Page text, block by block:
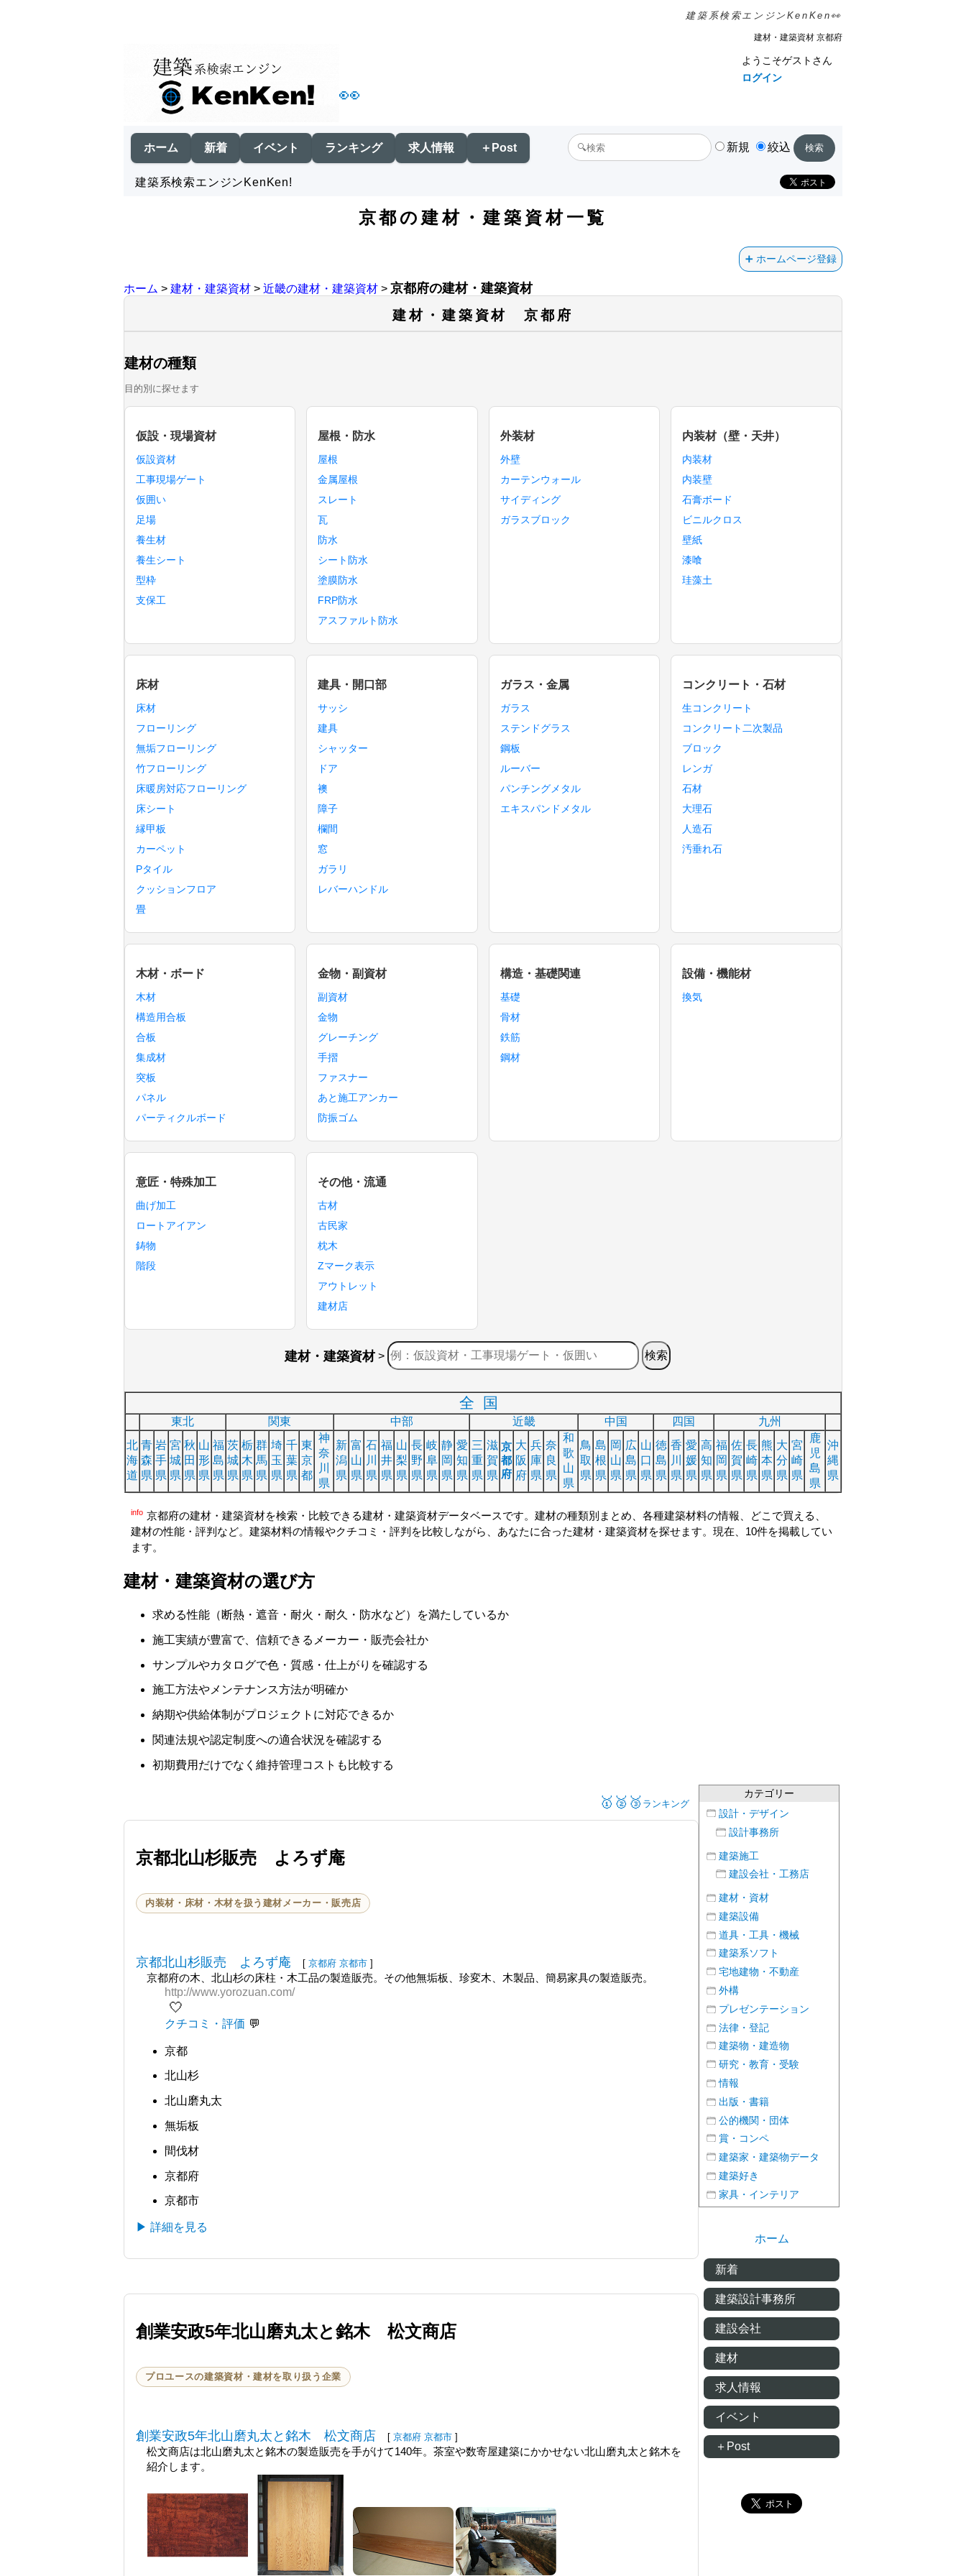
建築系検索エンジンKenKen👀
建材・建築資材 京都府
👀
ようこそゲストさん
ログイン
ホーム 新着 イベント ランキング 求人情報 ＋Post 新規 絞込
建築系検索エンジンKenKen!
京都の建材・建築資材一覧
ホームページ登録
ホーム > 建材・建築資材 > 近畿の建材・建築資材 > 京都府の建材・建築資材
建材・建築資材 京都府
建材の種類
目的別に探せます
仮設・現場資材
仮設資材
工事現場ゲート
仮囲い
足場
養生材
養生シート
型枠
支保工
屋根・防水
屋根
金属屋根
スレート
瓦
防水
シート防水
塗膜防水
FRP防水
アスファルト防水
外装材
外壁
カーテンウォール
サイディング
ガラスブロック
内装材（壁・天井）
内装材
内装壁
石膏ボード
ビニルクロス
壁紙
漆喰
珪藻土
床材
床材
フローリング
無垢フローリング
竹フローリング
床暖房対応フローリング
床シート
縁甲板
カーペット
Pタイル
クッションフロア
畳
建具・開口部
サッシ
建具
シャッター
ドア
襖
障子
欄間
窓
ガラリ
レバーハンドル
ガラス・金属
ガラス
ステンドグラス
鋼板
ルーバー
パンチングメタル
エキスパンドメタル
コンクリート・石材
生コンクリート
コンクリート二次製品
ブロック
レンガ
石材
大理石
人造石
汚垂れ石
木材・ボード
木材
構造用合板
合板
集成材
突板
パネル
パーティクルボード
金物・副資材
副資材
金物
グレーチング
手摺
ファスナー
あと施工アンカー
防振ゴム
構造・基礎関連
基礎
骨材
鉄筋
鋼材
設備・機能材
換気
意匠・特殊加工
曲げ加工
ロートアイアン
鋳物
階段
その他・流通
古材
古民家
枕木
Zマーク表示
アウトレット
建材店
建材・建築資材 >
全国
東北 関東 中部 近畿 中国 四国
九州
北
海
道
青
森
県
岩
手
県
宮
城
県
秋
田
県
山
形
県
福
島
県
茨
城
県
栃
木
県
群
馬
県
埼
玉
県
千
葉
県
東
京
都
神
奈
川
県
新
潟
県
富
山
県
石
川
県
福
井
県
山
梨
県
長
野
県
岐
阜
県
静
岡
県
愛
知
県
三
重
県
滋
賀
県
京
都
府
大
阪
府
兵
庫
県
奈
良
県
和
歌
山
県
鳥
取
県
島
根
県
岡
山
県
広
島
県
山
口
県
徳
島
県
香
川
県
愛
媛
県
高
知
県
福
岡
県
佐
賀
県
長
崎
県
熊
本
県
大
分
県
宮
崎
県
鹿
児
島
県
沖
縄
県
info 京都府の建材・建築資材を検索・比較できる建材・建築資材データベースです。建材の種類別まとめ、各種建築材料の情報、どこで買える、
建材の性能・評判など。建築材料の情報やクチコミ・評判を比較しながら、あなたに合った建材・建築資材を探せます。現在、10件を掲載してい
ます。
建材・建築資材の選び方
求める性能（断熱・遮音・耐火・耐久・防水など）を満たしているか
施工実績が豊富で、信頼できるメーカー・販売会社か
サンプルやカタログで色・質感・仕上がりを確認する
施工方法やメンテナンス方法が明確か
納期や供給体制がプロジェクトに対応できるか
関連法規や認定制度への適合状況を確認する
初期費用だけでなく維持管理コストも比較する
🥇🥈🥉 ランキング
京都北山杉販売 よろず庵
内装材・床材・木材を扱う建材メーカー・販売店
京都北山杉販売 よろず庵 [ 京都府 京都市 ]
京都府の木、北山杉の床柱・木工品の製造販売。その他無垢板、珍変木、木製品、簡易家具の製造販売。
http://www.yorozuan.com/
🤍
クチコミ・評価
京都
北山杉
北山磨丸太
無垢板
間伐材
京都府
京都市
▶ 詳細を見る
創業安政5年北山磨丸太と銘木 松文商店
プロユースの建築資材・建材を取り扱う企業
創業安政5年北山磨丸太と銘木 松文商店 [ 京都府 京都市 ]
松文商店は北山磨丸太と銘木の製造販売を手がけて140年。茶室や数寄屋建築にかかせない北山磨丸太と銘木を
紹介します。
カテゴリー
設計・デザイン
設計事務所
建築施工
建設会社・工務店
建材・資材
建築設備
道具・工具・機械
建築系ソフト
宅地建物・不動産
外構
プレゼンテーション
法律・登記
建築物・建造物
研究・教育・受験
情報
出版・書籍
公的機関・団体
賞・コンペ
建築家・建築物データ
建築好き
家具・インテリア
ホーム
新着
建築設計事務所
建設会社
建材
求人情報
イベント
＋Post